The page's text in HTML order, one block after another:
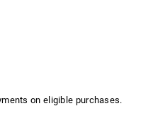
on eligible purchases.